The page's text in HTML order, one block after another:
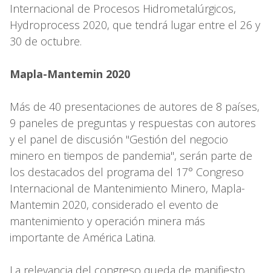
Internacional de Procesos Hidrometalúrgicos,
Hydroprocess 2020, que tendrá lugar entre el 26 y
30 de octubre.
Mapla-Mantemin 2020
Más de 40 presentaciones de autores de 8 países,
9 paneles de preguntas y respuestas con autores
y el panel de discusión "Gestión del negocio
minero en tiempos de pandemia", serán parte de
los destacados del programa del 17° Congreso
Internacional de Mantenimiento Minero, Mapla-
Mantemin 2020, considerado el evento de
mantenimiento y operación minera más
importante de América Latina.
La relevancia del congreso queda de manifiesto